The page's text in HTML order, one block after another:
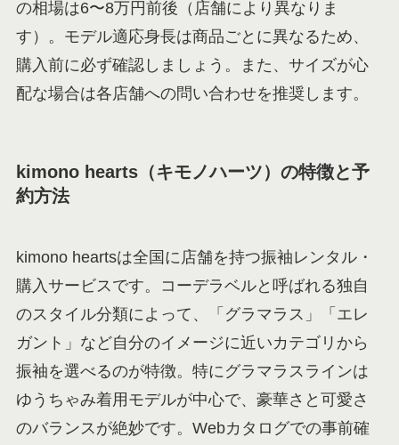
の相場は6〜8万円前後（店舗により異なりま
す）。モデル適応身長は商品ごとに異なるため、
購入前に必ず確認しましょう。また、サイズが心
配な場合は各店舗への問い合わせを推奨します。
kimono hearts（キモノハーツ）の特徴と予
約方法
kimono heartsは全国に店舗を持つ振袖レンタル・
購入サービスです。コーデラベルと呼ばれる独自
のスタイル分類によって、「グラマラス」「エレ
ガント」など自分のイメージに近いカテゴリから
振袖を選べるのが特徴。特にグラマラスラインは
ゆうちゃみ着用モデルが中心で、豪華さと可愛さ
のバランスが絶妙です。Webカタログでの事前確